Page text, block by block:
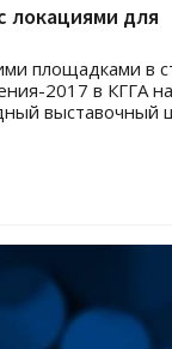
локациями для
площадками в
2017 в КГГА
выставочный